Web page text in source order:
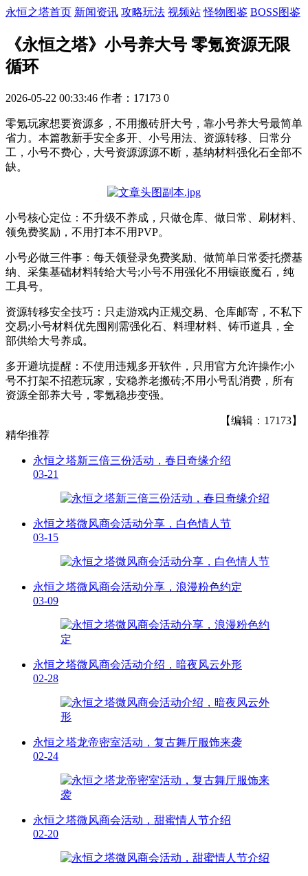
永恒之塔首页 新闻资讯 攻略玩法 视频站 怪物图鉴 BOSS图鉴
《永恒之塔》小号养大号 零氪资源无限
循环
2026-05-22 00:33:46 作者：17173 0
零氪玩家想要资源多，不用搬砖肝大号，靠小号养大号最简单
省力。本篇教新手安全多开、小号用法、资源转移、日常分
工，小号不费心，大号资源源源不断，基纳材料强化石全部不
缺。
小号核心定位：不升级不养成，只做仓库、做日常、刷材料、
领免费奖励，不用打本不用PVP。
小号必做三件事：每天领登录免费奖励、做简单日常委托攒基
纳、采集基础材料转给大号;小号不用强化不用镶嵌魔石，纯
工具号。
资源转移安全技巧：只走游戏内正规交易、仓库邮寄，不私下
交易;小号材料优先囤刚需强化石、料理材料、铸币道具，全
部供给大号养成。
多开避坑提醒：不使用违规多开软件，只用官方允许操作;小
号不打架不招惹玩家，安稳养老搬砖;不用小号乱消费，所有
资源全部养大号，零氪稳步变强。
【编辑：17173】
精华推荐
永恒之塔新三倍三份活动，春日奇缘介绍
03-21
永恒之塔微风商会活动分享，白色情人节
03-15
永恒之塔微风商会活动分享，浪漫粉色约定
03-09
永恒之塔微风商会活动介绍，暗夜风云外形
02-28
永恒之塔龙帝密室活动，复古舞厅服饰来袭
02-24
永恒之塔微风商会活动，甜蜜情人节介绍
02-20